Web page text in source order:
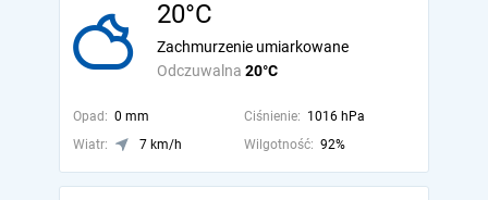
20°C
Odczuwalna 20°C
Zachmurzenie umiarkowane
Opad: 0 mm Ciśnienie: 1016 hPa
Wiatr:
7 km/h Wilgotność: 92%